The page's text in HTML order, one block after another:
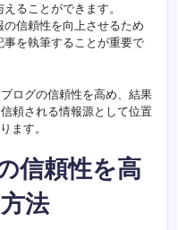
ることができます。
の信頼性を向上させるため
を執筆することが重要で
ログの信頼性を高め、結果
頼される情報源として位置
ます。
信頼性を高
法